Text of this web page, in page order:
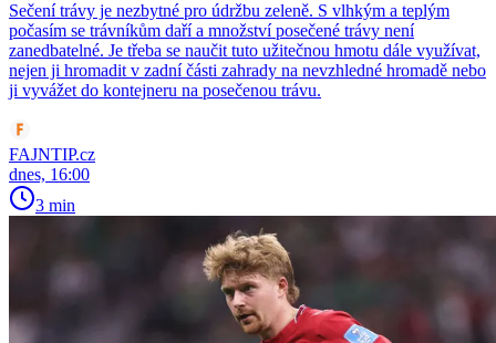
Sečení trávy je nezbytné pro údržbu zeleně. S vlhkým a teplým
počasím se trávníkům daří a množství posečené trávy není
zanedbatelné. Je třeba se naučit tuto užitečnou hmotu dále využívat,
nejen ji hromadit v zadní části zahrady na nevzhledné hromadě nebo
ji vyvážet do kontejneru na posečenou trávu.
FAJNTIP.cz
dnes, 16:00
3 min